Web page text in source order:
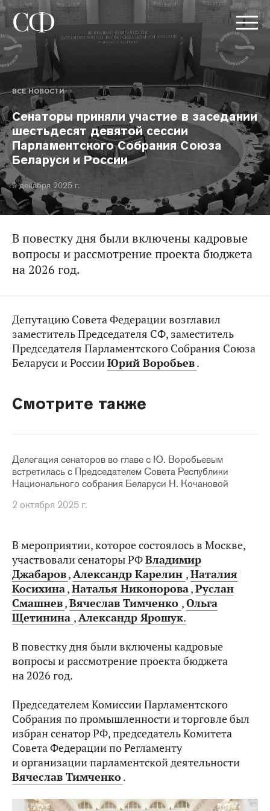
ВСЕ НОВОСТИ
Сенаторы приняли участие в заседании
шестьдесят девятой сессии
Парламентского Собрания Союза
Беларуси и России
9 декабря 2025 г.
В повестку дня были включены кадровые
вопросы и рассмотрение проекта бюджета
на 2026 год.
Депутацию Совета Федерации возглавил
заместитель Председателя СФ, заместитель
Председателя Парламентского Собрания Союза
Беларуси и РоссииЮрий Воробьев.
Смотрите также
Делегация сенаторов во главе с Ю. Воробьевым
встретилась с Председателем Совета Республики
Национального собрания Беларуси Н. Кочановой
2 октября 2025 г.
В мероприятии, которое состоялось в Москве,
участвовали сенаторы РФВладимир
Джабаров,Александр Карелин ,Наталия
Косихина,Наталья Никонорова,Руслан
Смашнев,Вячеслав Тимченко ,Ольга
Щетинина ,Александр Ярошук.
В повестку дня были включены кадровые
вопросы и рассмотрение проекта бюджета
на 2026 год.
Председателем Комиссии Парламентского
Собрания по промышленности и торговле был
избран сенатор РФ, председатель Комитета
Совета Федерации по Регламенту
и организации парламентской деятельности
Вячеслав Тимченко.